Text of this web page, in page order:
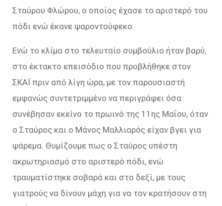
Σταύρου Φλώρου, ο οποίος έχασε το αριστερό του
πόδι ενώ έκανε ψαροντούφεκο.
Ενώ το κλίμα στο τελευταίο συμβούλιο ήταν βαρύ,
στο έκτακτο επεισόδιο που προβλήθηκε στον
ΣΚΑΪ πριν από λίγη ώρα, με τον παρουσιαστή
εμφανώς συντετριμμένο να περιγράφει όσα
συνέβησαν εκείνο το πρωινό της 11ης Μαΐου, όταν
ο Σταύρος και ο Μάνος Μαλλιαρός είχαν βγει για
ψάρεμα. Θυμίζουμε πως ο Σταύρος υπέστη
ακρωτηριασμό στο αριστερό πόδι, ενώ
τραυματίστηκε σοβαρά και στο δεξί, με τους
γιατρούς να δίνουν μάχη για να τον κρατήσουν στη